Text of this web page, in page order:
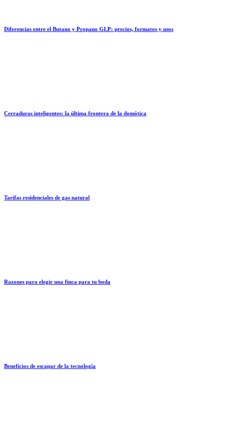
Diferencias entre el Butano y Propano GLP: precios, formatos y usos
Cerraduras inteligentes: la última frontera de la domótica
Tarifas residenciales de gas natural
Razones para elegir una finca para tu boda
Beneficios de escapar de la tecnología